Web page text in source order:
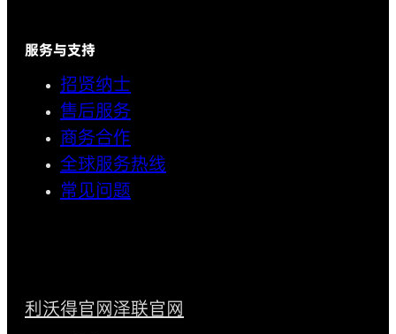
服务与支持
招贤纳士
售后服务
商务合作
全球服务热线
常见问题
利沃得官网泽联官网